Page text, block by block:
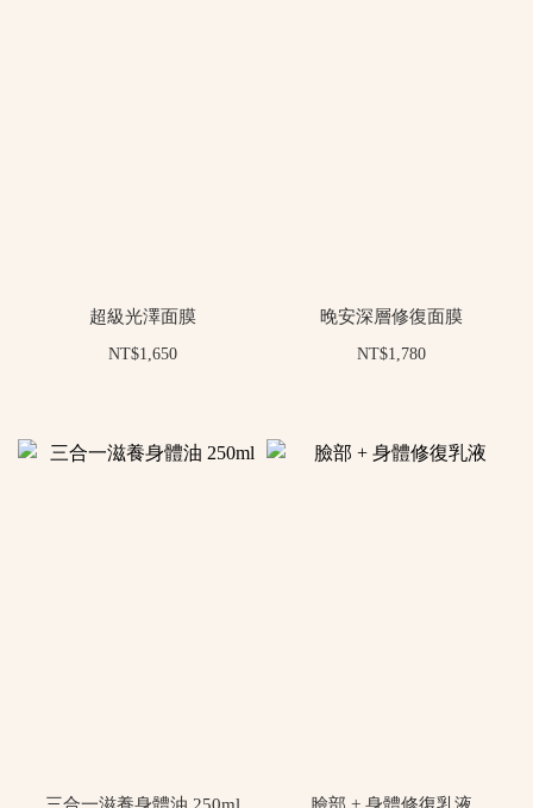
超級光澤面膜
NT$1,650
晚安深層修復面膜
NT$1,780
三合一滋養身體油 250ml 臉部 + 身體修復乳液